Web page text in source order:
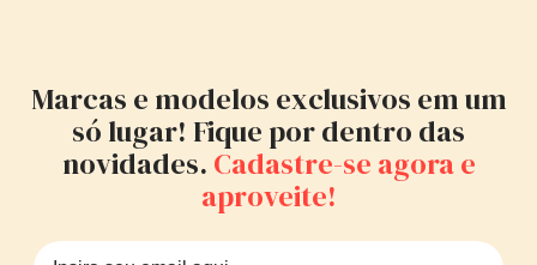
Marcas e modelos exclusivos em um
só lugar! Fique por dentro das
novidades. Cadastre-se agora e
aproveite!